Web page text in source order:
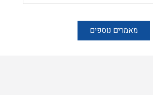
מאמרים נוספים